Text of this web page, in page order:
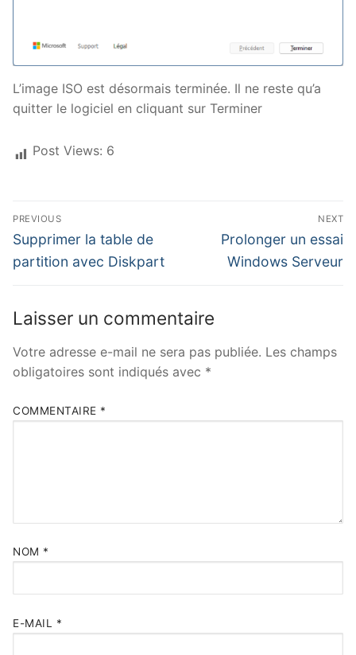
L’image ISO est désormais terminée. Il ne reste qu’a
quitter le logiciel en cliquant sur Terminer
Post Views: 6
PREVIOUS
Supprimer la table de
partition avec Diskpart
NEXT
Prolonger un essai
Windows Serveur
Laisser un commentaire
Votre adresse e-mail ne sera pas publiée. Les champs
obligatoires sont indiqués avec *
COMMENTAIRE *
NOM *
E-MAIL *